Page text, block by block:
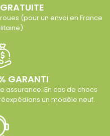
(pour un envoi en France
GARANTI
assurance. En cas de chocs
un modèle neuf.